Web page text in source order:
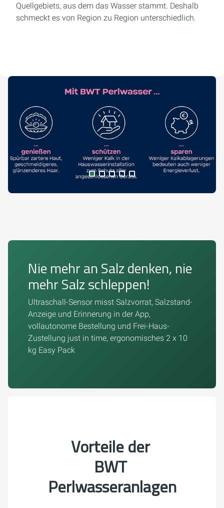
Quellgebiets, aus dem das Wasser stammt. Deshalb
schmeckt es von Region zu Region unterschiedlich.
Nie mehr an Salz denken, nie
mehr Salz schleppen!
Ultraschall-Sensor misst Salzvorrat, Salzstand-
Anzeige und Erinnerung in der App,
vollautonome Bestellung und Frei-Haus-
Zustellung just in time, ergonomisches 2 x 10
kg Easy Pack
Vorteile der
BWT
Perlwasseranlagen